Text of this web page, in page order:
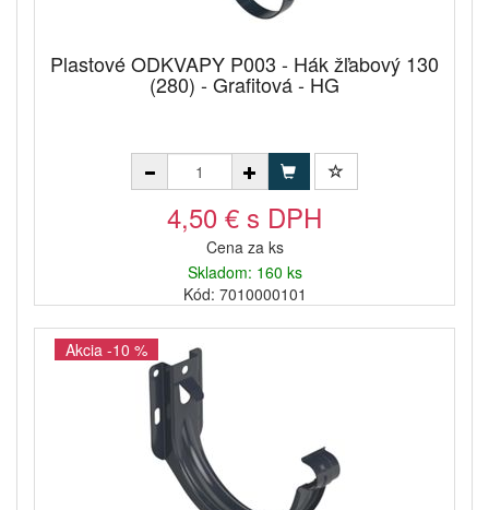
Plastové ODKVAPY P003 - Hák žľabový 130
(280) - Grafitová - HG
4,50 € s DPH
Cena za ks
Skladom: 160 ks
Kód: 7010000101
Akcia -10 %